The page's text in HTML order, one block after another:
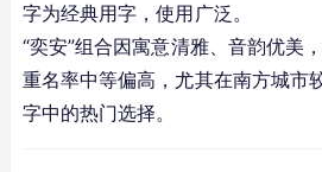
字为经典用字，使用广泛。
“奕安”组合因寓意清雅、音韵优美
重名率中等偏高，尤其在南方城市
字中的热门选择。